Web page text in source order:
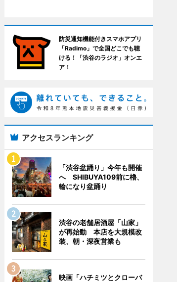
防災通知機能付きスマホアプリ
「Radimo」で全国どこでも聴
ける！「渋谷のラジオ」オンエ
ア！
アクセスランキング
「渋谷盆踊り」今年も開催
へ SHIBUYA109前に櫓、
輪になり盆踊り
渋谷の老舗居酒屋「山家」
が再始動 本店を大規模改
装、朝・深夜営業も
映画「ハチミツとクローバ